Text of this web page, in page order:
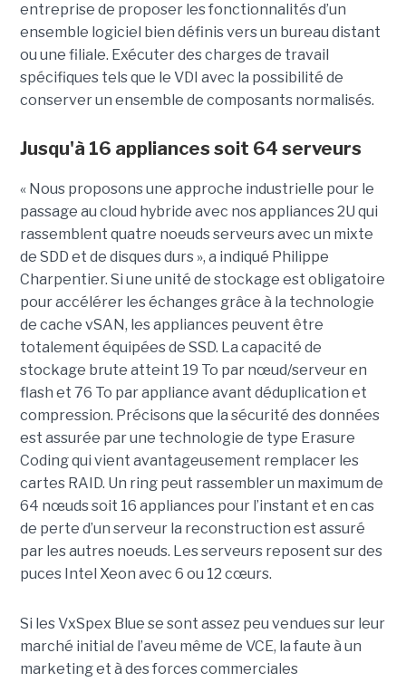
entreprise de proposer les fonctionnalités d’un
ensemble logiciel bien définis vers un bureau distant
ou une filiale. Exécuter des charges de travail
spécifiques tels que le VDI avec la possibilité de
conserver un ensemble de composants normalisés.
Jusqu'à 16 appliances soit 64 serveurs
« Nous proposons une approche industrielle pour le
passage au cloud hybride avec nos appliances 2U qui
rassemblent quatre noeuds serveurs avec un mixte
de SDD et de disques durs », a indiqué Philippe
Charpentier. Si une unité de stockage est obligatoire
pour accélérer les échanges grâce à la technologie
de cache vSAN, les appliances peuvent être
totalement équipées de SSD. La capacité de
stockage brute atteint 19 To par nœud/serveur en
flash et 76 To par appliance avant déduplication et
compression. Précisons que la sécurité des données
est assurée par une technologie de type Erasure
Coding qui vient avantageusement remplacer les
cartes RAID. Un ring peut rassembler un maximum de
64 nœuds soit 16 appliances pour l’instant et en cas
de perte d’un serveur la reconstruction est assuré
par les autres noeuds. Les serveurs reposent sur des
puces Intel Xeon avec 6 ou 12 cœurs.
Si les VxSpex Blue se sont assez peu vendues sur leur
marché initial de l’aveu même de VCE, la faute à un
marketing et à des forces commerciales